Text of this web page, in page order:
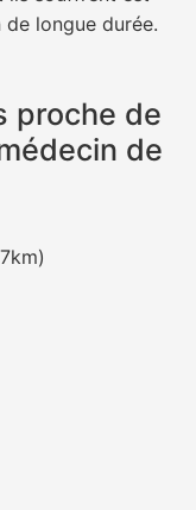
longue durée.
proche de
de